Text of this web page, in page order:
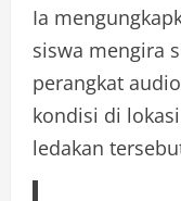
Ia
siswa mengira
perangkat
kondisi di
ledakan